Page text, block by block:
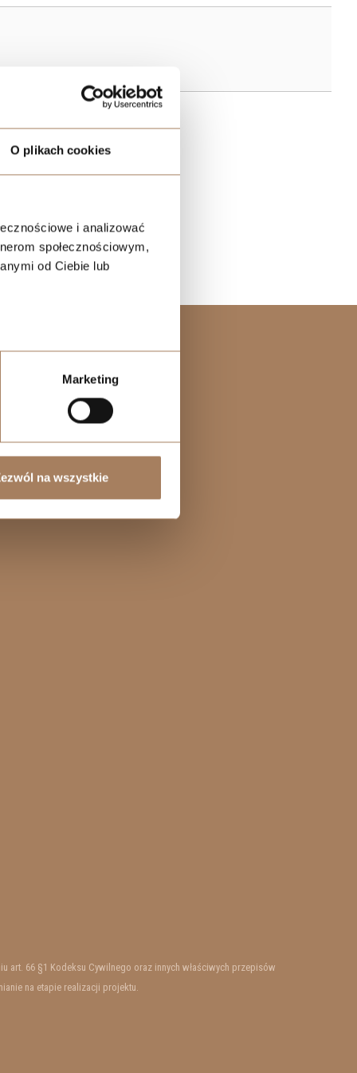
O plikach cookies
i analizować
społecznościowym,
od Ciebie lub
Marketing
na wszystkie
art. 66 §1 Kodeksu Cywilnego oraz innych właściwych przepisów
na etapie realizacji projektu.